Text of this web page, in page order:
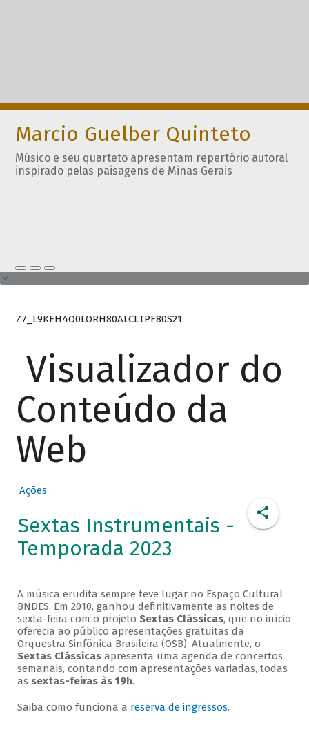
Marcio Guelber Quinteto
Músico e seu quarteto apresentam repertório autoral
inspirado pelas paisagens de Minas Gerais
Z7_L9KEH4O0LORH80ALCLTPF80S21
Visualizador do
Conteúdo da
Web
Ações
Sextas Instrumentais -
Temporada 2023
A música erudita sempre teve lugar no Espaço Cultural
BNDES. Em 2010, ganhou definitivamente as noites de
sexta-feira com o projeto Sextas Clássicas, que no início
oferecia ao público apresentações gratuitas da
Orquestra Sinfônica Brasileira (OSB). Atualmente, o
Sextas Clássicasapresenta uma agenda de concertos
semanais, contando com apresentações variadas, todas
as sextas-feiras às 19h.
Saiba como funciona a reserva de ingressos.